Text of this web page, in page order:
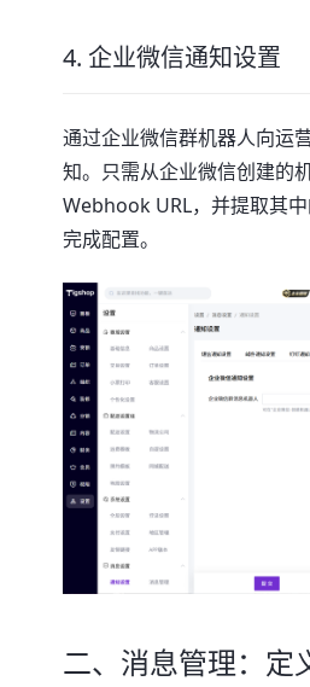
4. 企业微信通知设置
通过企业微信群机器人向运
知。只需从企业微信创建的
Webhook URL，并提取其
完成配置。
二、消息管理：定